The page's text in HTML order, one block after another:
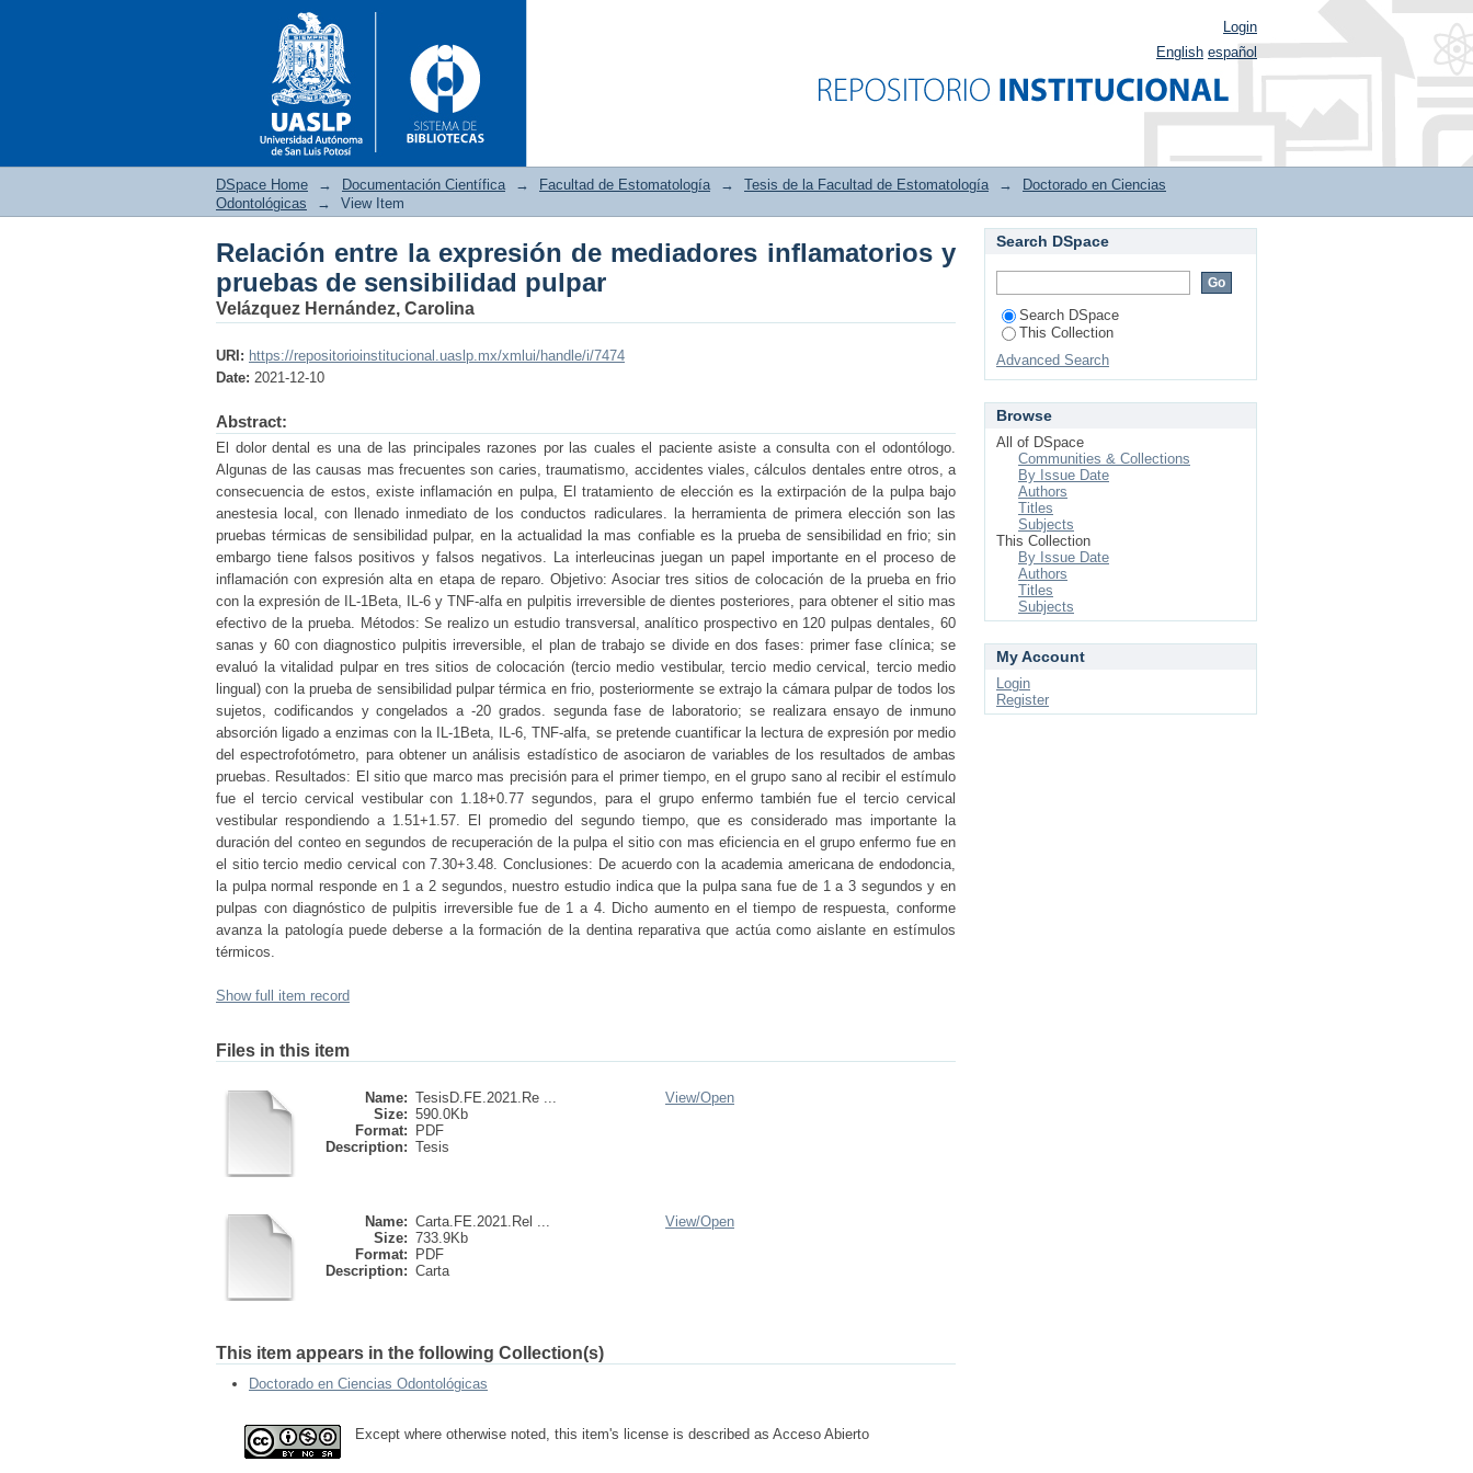
Relación entre la expresión de mediadores inflamatorios y pruebas de sensibilidad
pulpar
Login
English español
DSpace Home → Documentación Científica → Facultad de Estomatología → Tesis de la Facultad de Estomatología →
Doctorado en Ciencias
Odontológicas
→ View Item
Relación entre la expresión de mediadores inflamatorios y
pruebas de sensibilidad pulpar
Velázquez Hernández, Carolina
URI: https://repositorioinstitucional.uaslp.mx/xmlui/handle/i/7474
Date: 2021-12-10
Abstract:
El dolor dental es una de las principales razones por las cuales el paciente asiste a consulta con el odontólogo.
Algunas de las causas mas frecuentes son caries, traumatismo, accidentes viales, cálculos dentales entre otros, a
consecuencia de estos, existe inflamación en pulpa, El tratamiento de elección es la extirpación de la pulpa bajo
anestesia local, con llenado inmediato de los conductos radiculares. la herramienta de primera elección son las
pruebas térmicas de sensibilidad pulpar, en la actualidad la mas confiable es la prueba de sensibilidad en frio; sin
embargo tiene falsos positivos y falsos negativos. La interleucinas juegan un papel importante en el proceso de
inflamación con expresión alta en etapa de reparo. Objetivo: Asociar tres sitios de colocación de la prueba en frio
con la expresión de IL-1Beta, IL-6 y TNF-alfa en pulpitis irreversible de dientes posteriores, para obtener el sitio mas
efectivo de la prueba. Métodos: Se realizo un estudio transversal, analítico prospectivo en 120 pulpas dentales, 60
sanas y 60 con diagnostico pulpitis irreversible, el plan de trabajo se divide en dos fases: primer fase clínica; se
evaluó la vitalidad pulpar en tres sitios de colocación (tercio medio vestibular, tercio medio cervical, tercio medio
lingual) con la prueba de sensibilidad pulpar térmica en frio, posteriormente se extrajo la cámara pulpar de todos los
sujetos, codificandos y congelados a -20 grados. segunda fase de laboratorio; se realizara ensayo de inmuno
absorción ligado a enzimas con la IL-1Beta, IL-6, TNF-alfa, se pretende cuantificar la lectura de expresión por medio
del espectrofotómetro, para obtener un análisis estadístico de asociaron de variables de los resultados de ambas
pruebas. Resultados: El sitio que marco mas precisión para el primer tiempo, en el grupo sano al recibir el estímulo
fue el tercio cervical vestibular con 1.18+0.77 segundos, para el grupo enfermo también fue el tercio cervical
vestibular respondiendo a 1.51+1.57. El promedio del segundo tiempo, que es considerado mas importante la
duración del conteo en segundos de recuperación de la pulpa el sitio con mas eficiencia en el grupo enfermo fue en
el sitio tercio medio cervical con 7.30+3.48. Conclusiones: De acuerdo con la academia americana de endodoncia,
la pulpa normal responde en 1 a 2 segundos, nuestro estudio indica que la pulpa sana fue de 1 a 3 segundos y en
pulpas con diagnóstico de pulpitis irreversible fue de 1 a 4. Dicho aumento en el tiempo de respuesta, conforme
avanza la patología puede deberse a la formación de la dentina reparativa que actúa como aislante en estímulos
térmicos.
Show full item record
Files in this item
Name: TesisD.FE.2021.Re ...
Size: 590.0Kb
Format:
PDF
Description: Tesis
View/Open
Name: Carta.FE.2021.Rel ...
Size: 733.9Kb
Format:
PDF
Description: Carta
View/Open
This item appears in the following Collection(s)
Doctorado en Ciencias Odontológicas
Except where otherwise noted, this item's license is described as Acceso Abierto
Search DSpace
Search DSpace
This Collection
Advanced Search
Browse
All of DSpace
Communities & Collections
By Issue Date
Authors
Titles
Subjects
This Collection
By Issue Date
Authors
Titles
Subjects
My Account
Login
Register